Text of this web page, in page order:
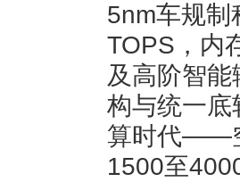
5nm车规制
TOPS，内
及高阶智
构与统一底
算时代——
1500至